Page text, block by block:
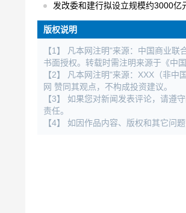
发改委和建行拟设立规模约3000亿元战
版权说明
【1】 凡本网注明"来源：中国商业
书面授权。转载时需注明来源于《中
【2】 凡本网注明"来源：XXX（非
网 赞同其观点，不构成投资建议。
【3】 如果您对新闻发表评论，请遵
责任。
【4】 如因作品内容、版权和其它问